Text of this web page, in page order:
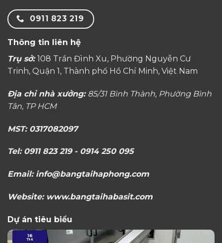
0911 823 219
Thông tin liên hệ
Trụ sở:108 Trần Đình Xu, Phường Nguyễn Cư
Trinh, Quận 1, Thành phố Hồ Chí Minh, Việt Nam
Địa chỉ nhà xưởng: 85/31 Bình Thành, Phường Bình
Tân, TP HCM
MST: 0317082097
Tel: 0911 823 219 - 0914 250 095
Email: info@bangtaihaphong.com
Website: www.bangtaihabasit.com
Dự án tiêu biểu
16
Th6